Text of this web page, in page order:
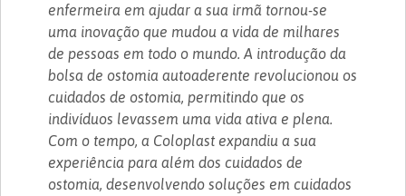
enfermeira em ajudar a sua irmã tornou-se
uma inovação que mudou a vida de milhares
de pessoas em todo o mundo. A introdução da
bolsa de ostomia autoaderente revolucionou os
cuidados de ostomia, permitindo que os
indivíduos levassem uma vida ativa e plena.
Com o tempo, a Coloplast expandiu a sua
experiência para além dos cuidados de
ostomia, desenvolvendo soluções em cuidados